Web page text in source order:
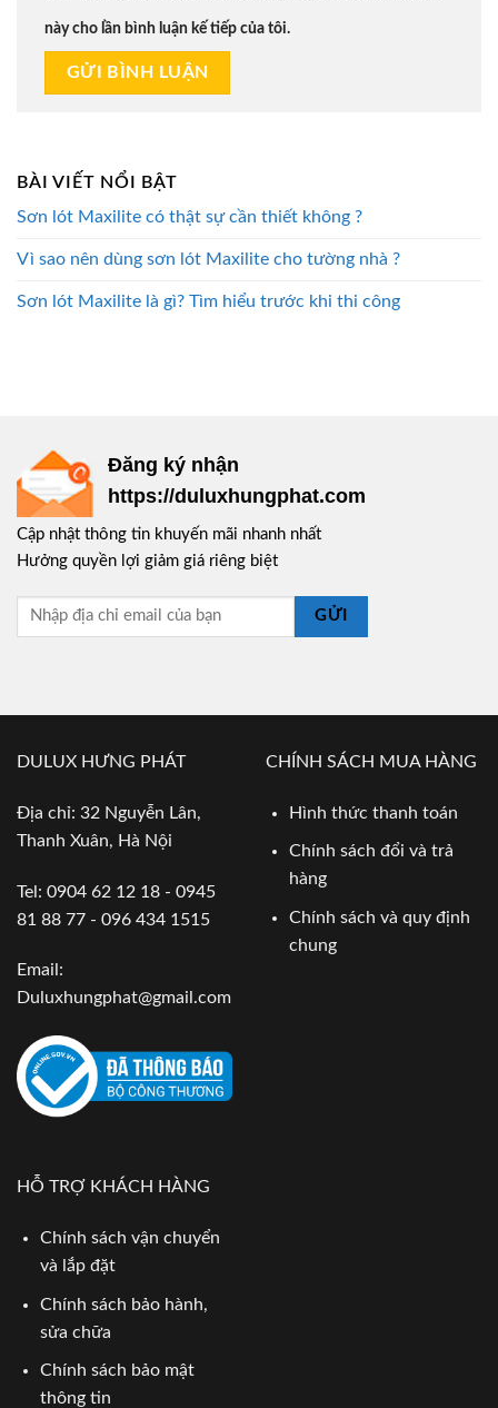
này cho lần bình luận kế tiếp của tôi.
BÀI VIẾT NỔI BẬT
Sơn lót Maxilite có thật sự cần thiết không ?
Vì sao nên dùng sơn lót Maxilite cho tường nhà ?
Sơn lót Maxilite là gì? Tìm hiểu trước khi thi công
Đăng ký nhận
https://duluxhungphat.com
Cập nhật thông tin khuyến mãi nhanh nhất
Hưởng quyền lợi giảm giá riêng biệt
GỬI
DULUX HƯNG PHÁT
Địa chỉ: 32 Nguyễn Lân,
Thanh Xuân, Hà Nội
Tel: 0904 62 12 18 - 0945
81 88 77 - 096 434 1515
Email:
Duluxhungphat@gmail.com
CHÍNH SÁCH MUA HÀNG
Hình thức thanh toán
Chính sách đổi và trả
hàng
Chính sách và quy định
chung
HỖ TRỢ KHÁCH HÀNG
Chính sách vận chuyển
và lắp đặt
Chính sách bảo hành,
sửa chữa
Chính sách bảo mật
thông tin